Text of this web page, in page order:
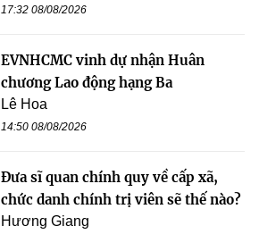
17:32 08/08/2026
EVNHCMC vinh dự nhận Huân
chương Lao động hạng Ba
Lê Hoa
14:50 08/08/2026
Đưa sĩ quan chính quy về cấp xã,
chức danh chính trị viên sẽ thế nào?
Hương Giang